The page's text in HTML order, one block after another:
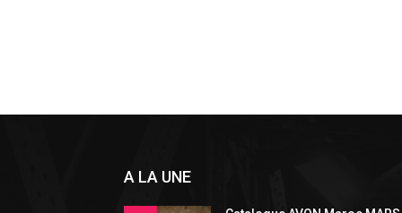
A LA UNE